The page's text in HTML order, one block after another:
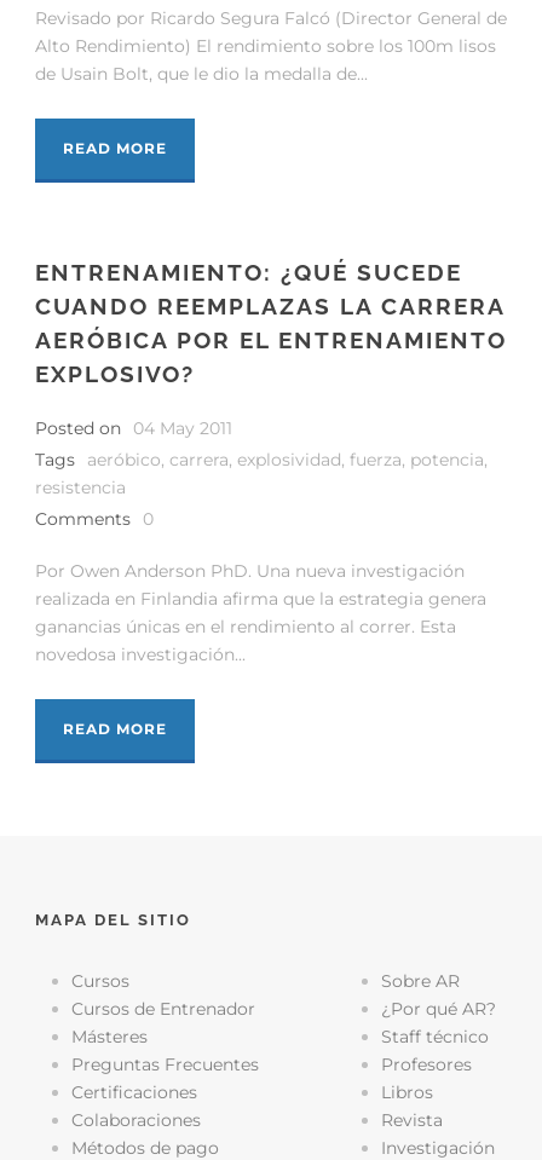
Revisado por Ricardo Segura Falcó (Director General de
Alto Rendimiento) El rendimiento sobre los 100m lisos
de Usain Bolt, que le dio la medalla de...
READ MORE
ENTRENAMIENTO: ¿QUÉ SUCEDE
CUANDO REEMPLAZAS LA CARRERA
AERÓBICA POR EL ENTRENAMIENTO
EXPLOSIVO?
Posted on
04 May 2011
Tags
aeróbico, carrera, explosividad, fuerza, potencia,
resistencia
Comments
0
Por Owen Anderson PhD. Una nueva investigación
realizada en Finlandia afirma que la estrategia genera
ganancias únicas en el rendimiento al correr. Esta
novedosa investigación...
READ MORE
MAPA DEL SITIO
Cursos
Cursos de Entrenador
Másteres
Preguntas Frecuentes
Certificaciones
Colaboraciones
Métodos de pago
Sobre AR
¿Por qué AR?
Staff técnico
Profesores
Libros
Revista
Investigación